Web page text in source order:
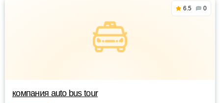
6.5 0
компания аuto bus tour